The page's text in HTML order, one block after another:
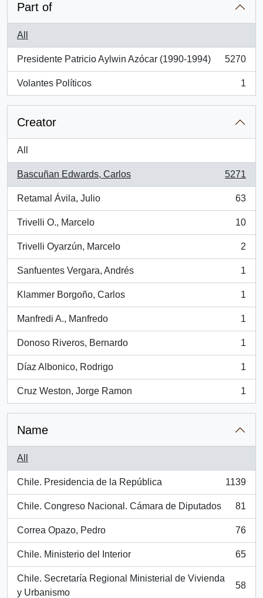
Part of
All
Presidente Patricio Aylwin Azócar (1990-1994)
, 5270 results
5270
Volantes Políticos
, 1 results
1
Creator
All
Bascuñan Edwards, Carlos
, 5271 results
5271
Retamal Ávila, Julio
, 63 results
63
Trivelli O., Marcelo
, 10 results
10
Trivelli Oyarzún, Marcelo
, 2 results
2
Sanfuentes Vergara, Andrés
, 1 results
1
Klammer Borgoño, Carlos
, 1 results
1
Manfredi A., Manfredo
, 1 results
1
Donoso Riveros, Bernardo
, 1 results
1
Díaz Albonico, Rodrigo
, 1 results
1
Cruz Weston, Jorge Ramon
, 1 results
1
Name
All
Chile. Presidencia de la República
, 1139 results
1139
Chile. Congreso Nacional. Cámara de Diputados
, 81 results
81
Correa Opazo, Pedro
, 76 results
76
Chile. Ministerio del Interior
, 65 results
65
Chile. Secretaría Regional Ministerial de Vivienda
y Urbanismo
, 58 results
58